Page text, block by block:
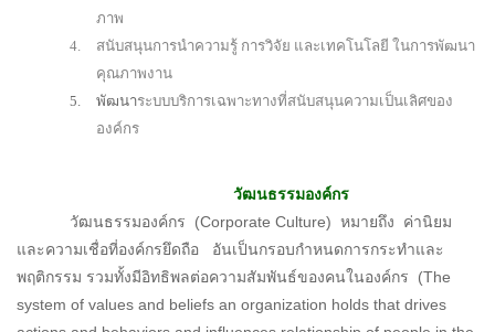
ภาพ
4.
สนับสนุนการนำความรู้ การวิจัย และเทคโนโลยี ในการพัฒนา
คุณภาพงาน
5.
พัฒนาระบบบริการเฉพาะทางที่สนับสนุนความเป็นเลิศของ
องค์กร
วัฒนธรรมองค์กร
วัฒนธรรมองค์กร (Corporate Culture) หมายถึง ค่านิยม
และความเชื่อที่องค์กรยึดถือ อันเป็นกรอบกำหนดการกระทำและ
พฤติกรรม รวมทั้งมีอิทธิพลต่อความสัมพันธ์ของคนในองค์กร (The
system of values and beliefs an organization holds that drives